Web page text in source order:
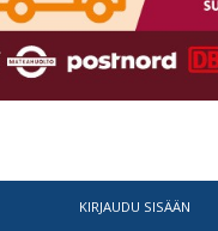
KIRJAUDU SISÄÄN